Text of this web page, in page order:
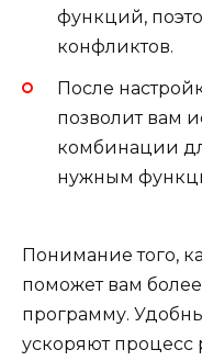
функций,
конфликтов.
После
позволит вам
комбинации
нужным
Понимание того,
поможет вам
программу.
ускоряют процесс